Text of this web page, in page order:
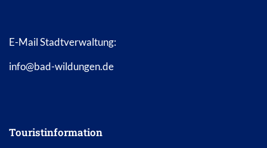
E-Mail Stadtverwaltung:
info@bad-wildungen.de
Touristinformation